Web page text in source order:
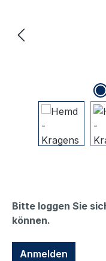
Bitte loggen Sie
können.
Anmelden